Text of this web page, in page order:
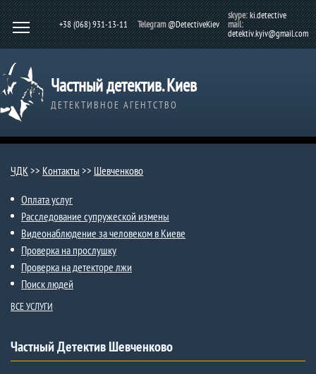
+38 (068) 931-13-11 Telegram@DetectiveKiev
skype:ki.detective
mail:
detektiv.kyiv@gmail.com
Частный детектив. Киев
ДЕТЕКТИВНОЕ АГЕНТСТВО
ЧДК>> Контакты >> Шевченково
Оплата услуг
Расследование супружеской измены
Видеонаблюдение за человеком в Киеве
Проверка на прослушку
Проверка на детекторе лжи
Поиск людей
ВСЕ УСЛУГИ
Частный Детектив Шевченково